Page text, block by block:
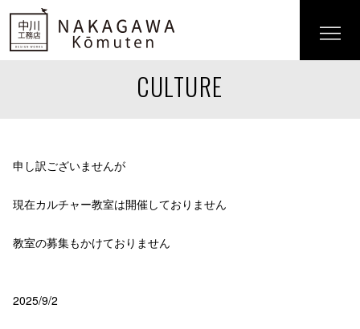
CULTURE
申し訳ございませんが
現在カルチャー教室は開催しておりません
教室の募集もかけておりません
2025/9/2